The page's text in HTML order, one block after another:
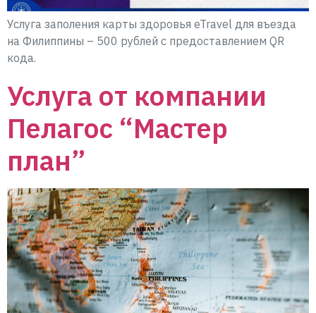
Услуга заполения карты здоровья eTravel для въезда
на Филиппины – 500 рублей с предоставлением QR
кода.
Услуга от компании
Пелагос “Мастер
план”